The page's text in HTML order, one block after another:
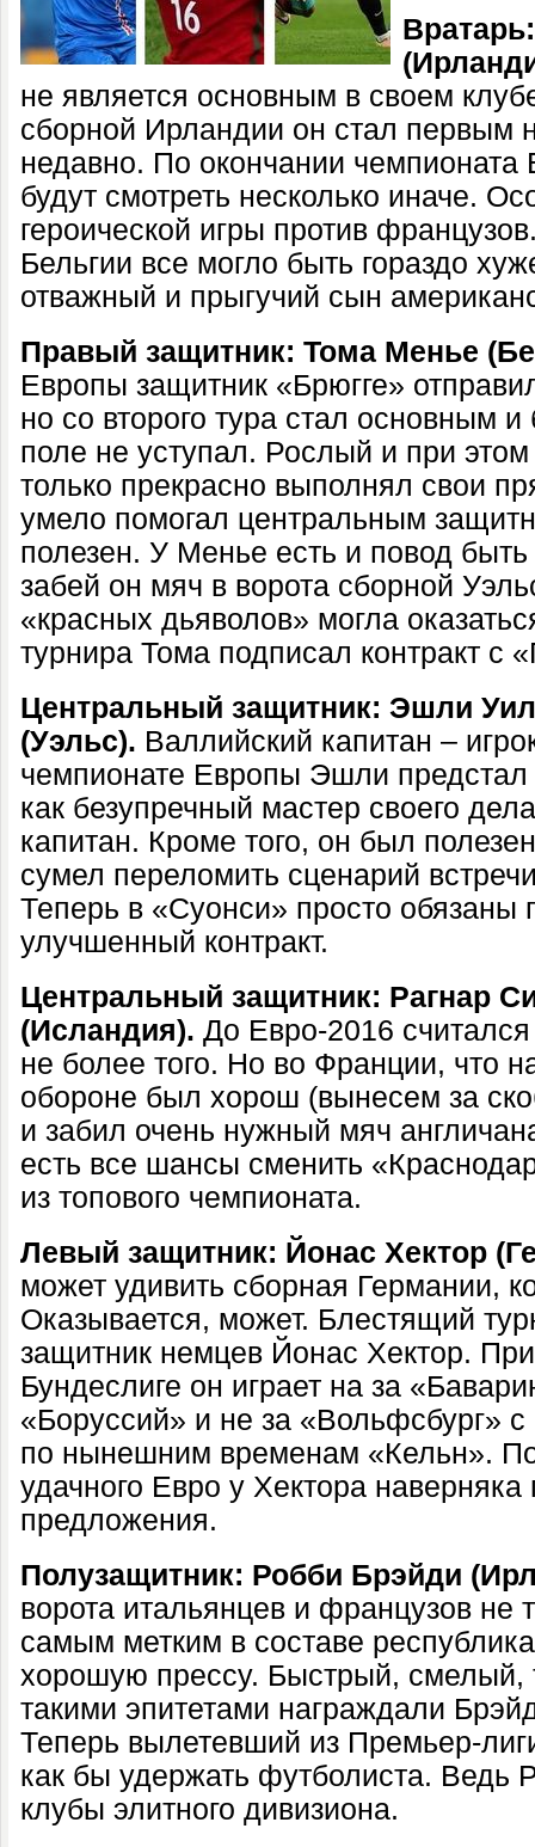
не является основным в своем
сборной Ирландии он стал первым
недавно. По окончании
будут смотреть несколько иначе.
героической игры против
Бельгии все могло быть гораздо
отважный и прыгучий сын
Правый защитник: Тома Менье
Европы защитник «Брюгге»
но со второго тура стал основным
поле не уступал. Рослый и при
только прекрасно выполнял свои
умело помогал центральным
полезен. У Менье есть и повод
забей он мяч в ворота сборной
«красных дьяволов» могла
турнира Тома подписал контракт
Центральный защитник: Эшли
(Уэльс). Валлийский капитан –
чемпионате Европы Эшли предстал
как безупречный мастер своего
капитан. Кроме того, он был
сумел переломить сценарий
Теперь в «Суонси» просто обязаны
улучшенный контракт.
Центральный защитник: Рагнар
(Исландия). До Евро-2016
не более того. Но во Франции, что
обороне был хорош (вынесем за
и забил очень нужный мяч
есть все шансы сменить
из топового чемпионата.
Левый защитник: Йонас Хектор
может удивить сборная Германии,
Оказывается, может. Блестящий
защитник немцев Йонас Хектор.
Бундеслиге он играет на за
«Боруссий» и не за «Вольфсбург»
по нынешним временам «Кельн».
удачного Евро у Хектора
предложения.
Полузащитник: Робби Брэйди
ворота итальянцев и французов не
самым метким в составе
хорошую прессу. Быстрый, смелый,
такими эпитетами награждали
Теперь вылетевший из Премьер-
как бы удержать футболиста. Ведь
клубы элитного дивизиона.